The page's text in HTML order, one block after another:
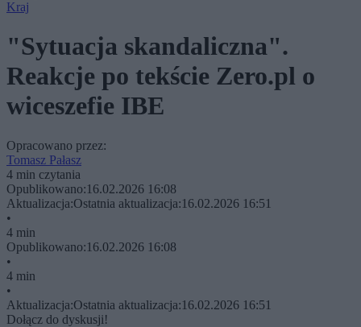
Kraj
"Sytuacja skandaliczna".
Reakcje po tekście Zero.pl o
wiceszefie IBE
Opracowano przez:
Tomasz Pałasz
4 min czytania
Opublikowano:16.02.2026 16:08
Aktualizacja:Ostatnia aktualizacja:16.02.2026 16:51
•
4 min
Opublikowano:16.02.2026 16:08
•
4 min
•
Aktualizacja:Ostatnia aktualizacja:16.02.2026 16:51
Dołącz do dyskusji!